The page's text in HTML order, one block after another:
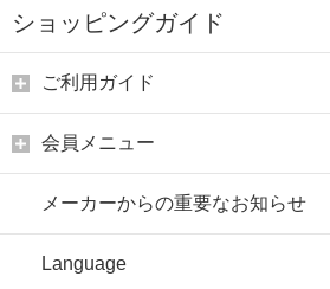
ショッピングガイド
ご利用ガイド
会員メニュー
メーカーからの重要なお知らせ
Language